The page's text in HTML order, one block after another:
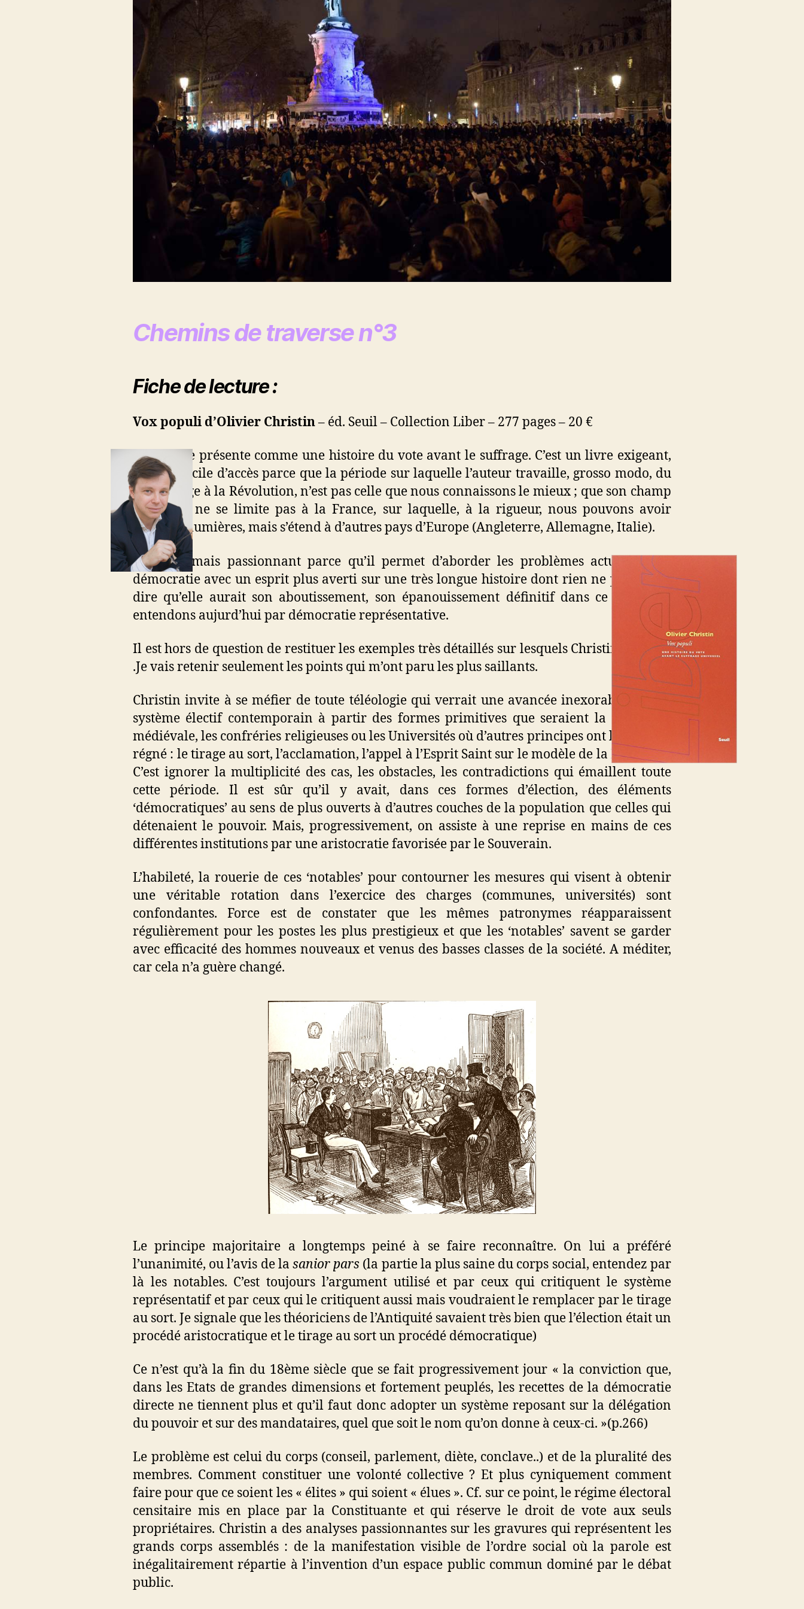
Chemins de traverse n°3
Fiche de lecture :
Vox populi d’Olivier Christin– éd. Seuil – Collection Liber – 277 pages – 20 €
Ce livre se présente comme une histoire du vote avant le suffrage. C’est un livre exigeant,
assez difficile d’accès parce que la période sur laquelle l’auteur travaille, grosso modo, du
Moyen-Age à la Révolution, n’est pas celle que nous connaissons le mieux ; que son champ
d’analyse ne se limite pas à la France, sur laquelle, à la rigueur, nous pouvons avoir
quelques lumières, mais s’étend à d’autres pays d’Europe (Angleterre, Allemagne, Italie).
Exigeant mais passionnant parce qu’il permet d’aborder les problèmes actuels de la
démocratie avec un esprit plus averti sur une très longue histoire dont rien ne permet de
dire qu’elle aurait son aboutissement, son épanouissement définitif dans ce que nous
entendons aujurd’hui par démocratie représentative.
Il est hors de question de restituer les exemples très détaillés sur lesquels Christin s’appuie
.Je vais retenir seulement les points qui m’ont paru les plus saillants.
Christin invite à se méfier de toute téléologie qui verrait une avancée inexorable vers le
système électif contemporain à partir des formes primitives que seraient la commune
médiévale, les confréries religieuses ou les Universités où d’autres principes ont longtemps
régné : le tirage au sort, l’acclamation, l’appel à l’Esprit Saint sur le modèle de la Pentecôte.
C’est ignorer la multiplicité des cas, les obstacles, les contradictions qui émaillent toute
cette période. Il est sûr qu’il y avait, dans ces formes d’élection, des éléments
‘démocratiques’ au sens de plus ouverts à d’autres couches de la population que celles qui
détenaient le pouvoir. Mais, progressivement, on assiste à une reprise en mains de ces
différentes institutions par une aristocratie favorisée par le Souverain.
L’habileté, la rouerie de ces ‘notables’ pour contourner les mesures qui visent à obtenir
une véritable rotation dans l’exercice des charges (communes, universités) sont
confondantes. Force est de constater que les mêmes patronymes réapparaissent
régulièrement pour les postes les plus prestigieux et que les ‘notables’ savent se garder
avec efficacité des hommes nouveaux et venus des basses classes de la société. A méditer,
car cela n’a guère changé.
Le principe majoritaire a longtemps peiné à se faire reconnaître. On lui a préféré
l’unanimité, ou l’avis de la sanior pars (la partie la plus saine du corps social, entendez par
là les notables. C’est toujours l’argument utilisé et par ceux qui critiquent le système
représentatif et par ceux qui le critiquent aussi mais voudraient le remplacer par le tirage
au sort. Je signale que les théoriciens de l’Antiquité savaient très bien que l’élection était un
procédé aristocratique et le tirage au sort un procédé démocratique)
Ce n’est qu’à la fin du 18ème siècle que se fait progressivement jour « la conviction que,
dans les Etats de grandes dimensions et fortement peuplés, les recettes de la démocratie
directe ne tiennent plus et qu’il faut donc adopter un système reposant sur la délégation
du pouvoir et sur des mandataires, quel que soit le nom qu’on donne à ceux-ci. »(p.266)
Le problème est celui du corps (conseil, parlement, diète, conclave..) et de la pluralité des
membres. Comment constituer une volonté collective ? Et plus cyniquement comment
faire pour que ce soient les « élites » qui soient « élues ». Cf. sur ce point, le régime électoral
censitaire mis en place par la Constituante et qui réserve le droit de vote aux seuls
propriétaires. Christin a des analyses passionnantes sur les gravures qui représentent les
grands corps assemblés : de la manifestation visible de l’ordre social où la parole est
inégalitairement répartie à l’invention d’un espace public commun dominé par le débat
public.